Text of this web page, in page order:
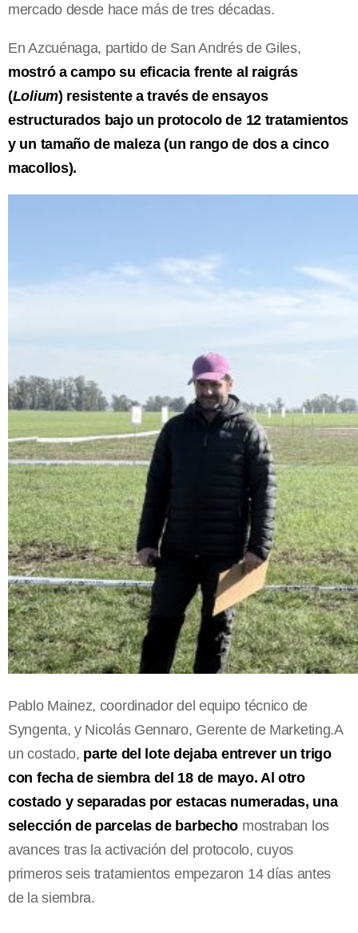
mercado desde hace más de tres décadas.
En Azcuénaga, partido de San Andrés de Giles,
mostró a campo su eficacia frente al raigrás
(Lolium) resistente a través de ensayos
estructurados bajo un protocolo de 12 tratamientos
y un tamaño de maleza (un rango de dos a cinco
macollos).
Pablo Mainez, coordinador del equipo técnico de
Syngenta, y Nicolás Gennaro, Gerente de Marketing.A
un costado, parte del lote dejaba entrever un trigo
con fecha de siembra del 18 de mayo. Al otro
costado y separadas por estacas numeradas, una
selección de parcelas de barbecho mostraban los
avances tras la activación del protocolo, cuyos
primeros seis tratamientos empezaron 14 días antes
de la siembra.